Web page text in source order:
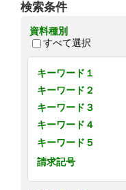
検索条件
資料種別
すべて選択
キーワード１
キーワード２
キーワード３
キーワード４
キーワード５
請求記号